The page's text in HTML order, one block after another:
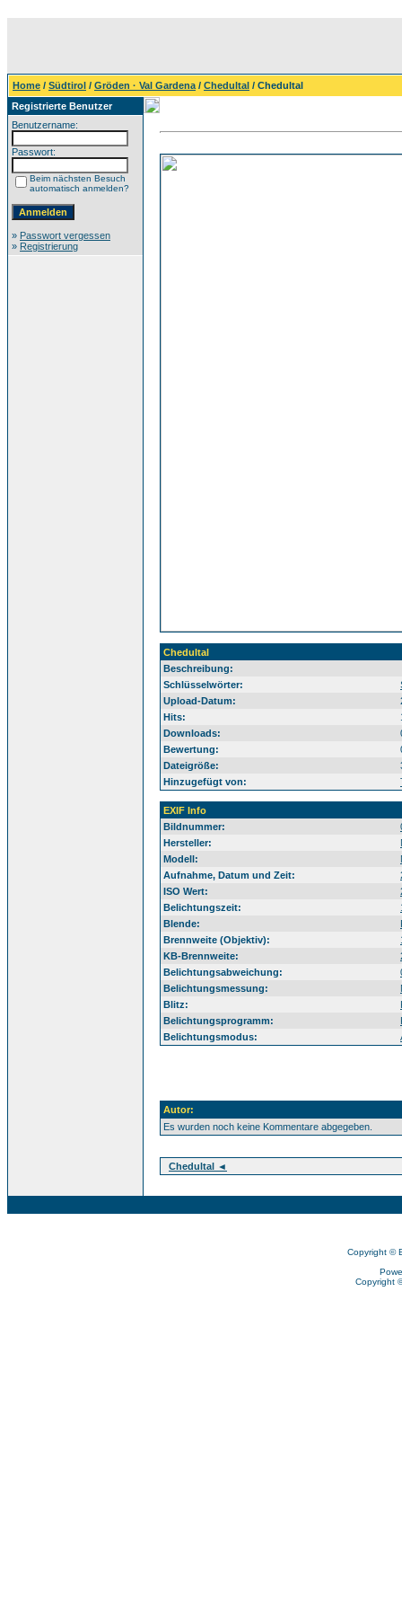
Home / Südtirol / Gröden · Val Gardena / Chedultal / Chedultal
Registrierte Benutzer
Benutzername:
Passwort:
Beim nächsten Besuch
automatisch anmelden?
» Passwort vergessen
» Registrierung
Chedultal
Beschreibung:
Schlüsselwörter:
Upload-Datum:
Hits:
Downloads:
Bewertung:
Dateigröße:
Hinzugefügt von:
EXIF Info
Bildnummer:
Hersteller:
Modell:
Aufnahme, Datum und Zeit:
ISO Wert:
Belichtungszeit:
Blende:
Brennweite (Objektiv):
KB-Brennweite:
Belichtungsabweichung:
Belichtungsmessung:
Blitz:
Belichtungsprogramm:
Belichtungsmodus:
Autor:
Es wurden noch keine Kommentare abgegeben.
Chedultal ◄
Copyright ©
Copyright